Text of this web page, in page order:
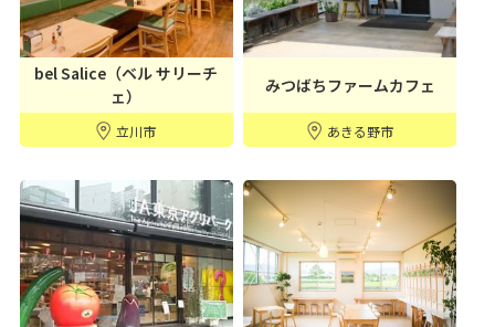
bel Salice（ベル サリーチ
ェ）
立川市
みつばちファームカフェ
あきる野市